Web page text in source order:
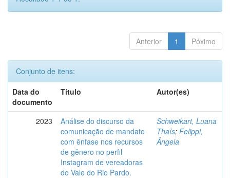
Anterior 1 Póximo
Conjunto de itens:
Data do
documento
Título Autor(es)
2023
Análise do discurso da
comunicação de mandato
com ênfase nos recursos
de gênero no perfil
Instagram de vereadoras
do Vale do Rio Pardo.
Schweikart, Luana
Thaís; Felippi,
Ângela